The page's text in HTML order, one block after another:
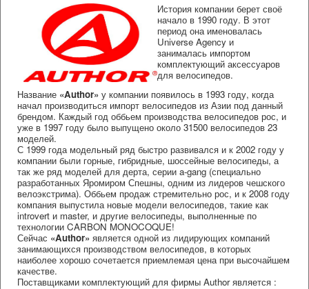
История компании берет своё
начало в 1990 году. В этот
период она именовалась
Universe Agency и
занималась импортом
комплектующий аксессуаров
для велосипедов.
Название «Author» у компании появилось в 1993 году, когда
начал производиться импорт велосипедов из Азии под данный
брендом. Каждый год оббьем производства велосипедов рос, и
уже в 1997 году было выпущено около 31500 велосипедов 23
моделей.
С 1999 года модельный ряд быстро развивался и к 2002 году у
компании были горные, гибридные, шоссейные велосипеды, а
так же ряд моделей для дерта, серии a-gang (специально
разработанных Яромиром Спешны, одним из лидеров чешского
велоэкстрима). Оббьем продаж стремительно рос, и к 2008 году
компания выпустила новые модели велосипедов, такие как
introvert и master, и другие велосипеды, выполненные по
технологии CARBON MONOCOQUE!
Сейчас «Author» является одной из лидирующих компаний
занимающихся производством велосипедов, в которых
наиболее хорошо сочетается приемлемая цена при высочайшем
качестве.
Поставщиками комплектующий для фирмы Author является :